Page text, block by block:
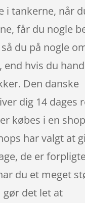
i tankerne, når
får du nogle
du på nogle
end hvis du
Den danske
dig 14 dages
købes i en
har valgt at
de er
du et meget
gør det let at